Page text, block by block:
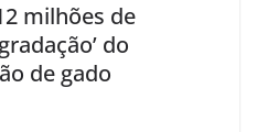
milhões de
do
de gado